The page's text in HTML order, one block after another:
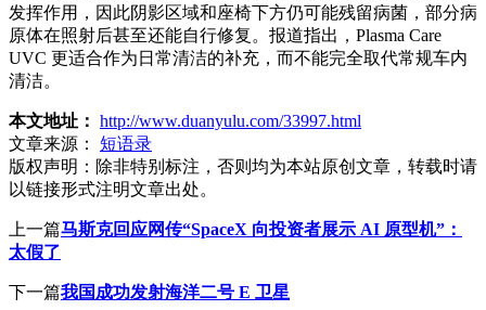
发挥作用，因此阴影区域和座椅下方仍可能残留病菌，部分病
原体在照射后甚至还能自行修复。报道指出，Plasma Care
UVC 更适合作为日常清洁的补充，而不能完全取代常规车内
清洁。
本文地址： http://www.duanyulu.com/33997.html
文章来源：
短语录
版权声明： 除非特别标注，否则均为本站原创文章，转载时请
以链接形式注明文章出处。
上一篇马斯克回应网传“SpaceX 向投资者展示 AI 原型机”：
太假了
下一篇我国成功发射海洋二号 E 卫星